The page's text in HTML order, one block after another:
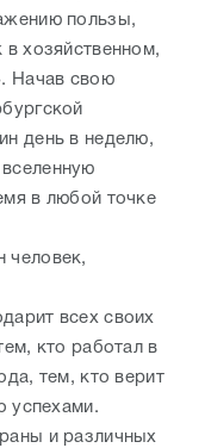
пользы,
в хозяйственном,
Начав свою
день в неделю,
в любой точке
человек,
всех своих
кто работал в
тем, кто верит
успехами.
и различных